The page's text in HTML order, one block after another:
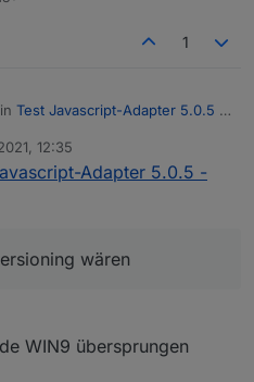
1
Test Javascript-Adapter 5.0.5 -
dem Fall ein grösseres
12:35
Adapter 5.0.5 -
wären
WIN9 übersprungen